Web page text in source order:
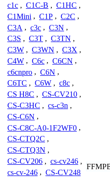
c1c , C1C-B , C1HC ,
C1Mini , C1P , C2C ,
C3A , c3c , C3N ,
C3S , C3T , C3TN ,
C3W , C3WN , C3X ,
C4W , C6c , C6CN ,
c6cnpro , C6N ,
C6TC , C6W , c8c ,
CS H8C , CS-CV210 ,
CS-C3HC , cs-c3n ,
CS-C6N ,
CS-C8C-A0-1F2WF0 ,
CS-CTQ2C ,
CS-CTQ3N ,
CS-CV206 , cs-cv246 ,
cs-cv-246 , CS-CV248